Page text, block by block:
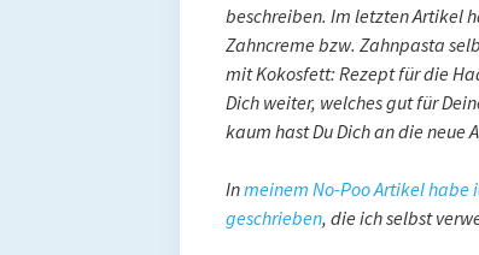
beschreiben. Im letzten Artikel
Zahncreme bzw. Zahnpasta
mit Kokosfett: Rezept für die
Dich weiter, welches gut für
kaum hast Du Dich an die neue
Inmeinem No-Poo Artikel
geschrieben, die ich selbst